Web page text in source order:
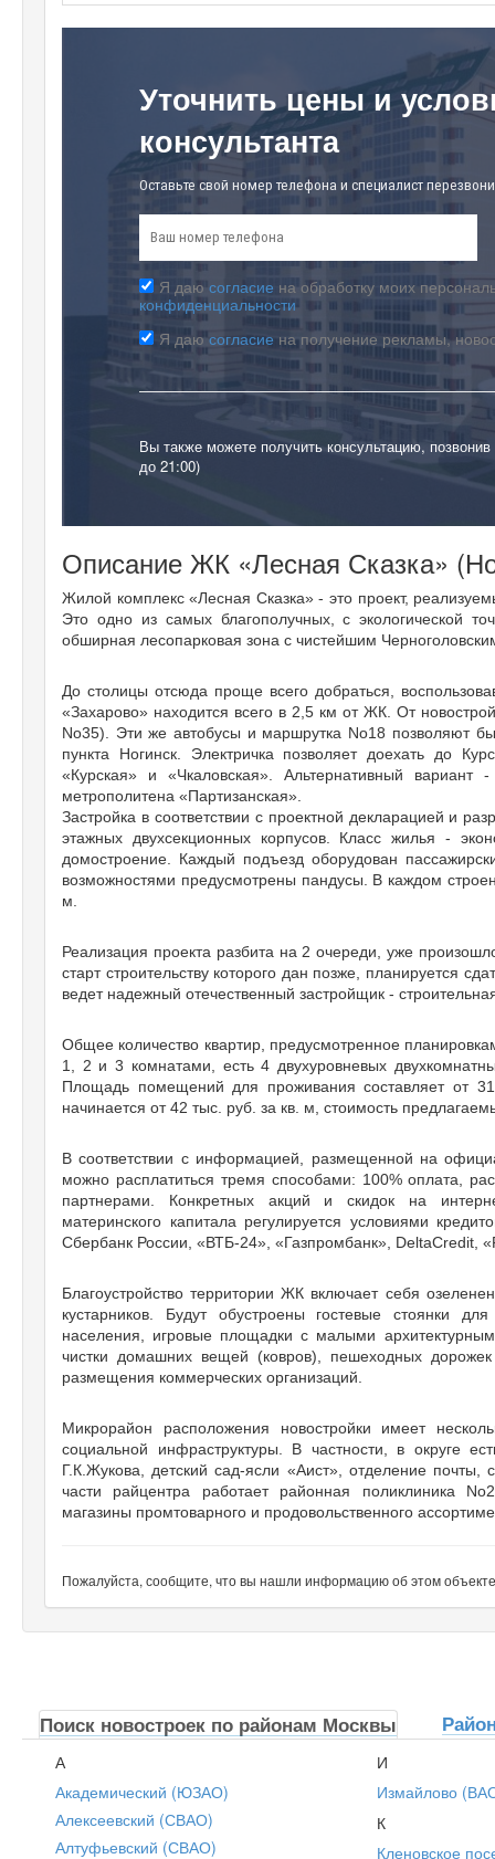
Уточнить цены и
консультанта
Оставьте свой номер телефона и специалист
Я даю согласие на обработку моих
конфиденциальности
Я даюсогласие на получение рекламы,
Вы также можете получить консультацию,
до 21:00)
Описание ЖК «Лесная Сказка»
Жилой комплекс «Лесная Сказка» - это проект,
Это одно из самых благополучных, с экологической
обширная лесопарковая зона с чистейшим
До столицы отсюда проще всего добраться,
«Захарово» находится всего в 2,5 км от ЖК. От
No35). Эти же автобусы и маршрутка No18 позволяют
пункта Ногинск. Электричка позволяет доехать до
«Курская» и «Чкаловская». Альтернативный
метрополитена «Партизанская».
Застройка в соответствии с проектной декларацией и
этажных двухсекционных корпусов. Класс жилья -
домостроение. Каждый подъезд оборудован
возможностями предусмотрены пандусы. В каждом
м.
Реализация проекта разбита на 2 очереди, уже
старт строительству которого дан позже, планируется
ведет надежный отечественный застройщик -
Общее количество квартир, предусмотренное
1, 2 и 3 комнатами, есть 4 двухуровневых
Площадь помещений для проживания составляет от
начинается от 42 тыс. руб. за кв. м, стоимость
В соответствии с информацией, размещенной на
можно расплатиться тремя способами: 100% оплата,
партнерами. Конкретных акций и скидок на
материнского капитала регулируется условиями
Сбербанк России, «ВТБ-24», «Газпромбанк», DeltaCredit,
Благоустройство территории ЖК включает себя
кустарников. Будут обустроены гостевые стоянки
населения, игровые площадки с малыми
чистки домашних вещей (ковров), пешеходных
размещения коммерческих организаций.
Микрорайон расположения новостройки имеет
социальной инфраструктуры. В частности, в округе
Г.К.Жукова, детский сад-ясли «Аист», отделение
части райцентра работает районная поликлиника
магазины промтоварного и продовольственного
Пожалуйста, сообщите, что вы нашли информацию об этом
Поиск новостроек по районам Москвы
А
Академический (ЮЗАО)
Алексеевский (СВАО)
Алтуфьевский (СВАО)
И
Измайлово
К
Кленовское